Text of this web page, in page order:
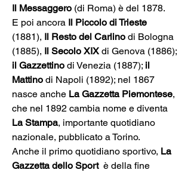
Il Messaggero (di Roma) è del 1878.
E poi ancora Il Piccolo di Trieste
(1881), Il Resto del Carlino di Bologna
(1885), Il Secolo XIX di Genova (1886);
il Gazzettino di Venezia (1887); il
Mattino di Napoli (1892); nel 1867
nasce anche La Gazzetta Piemontese,
che nel 1892 cambia nome e diventa
La Stampa, importante quotidiano
nazionale, pubblicato a Torino.
Anche il primo quotidiano sportivo, La
Gazzetta dello Sport è della fine